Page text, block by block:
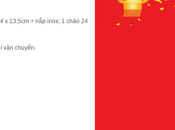
x 13,5cm + nắp inox; 1 chảo 24
vận chuyển.